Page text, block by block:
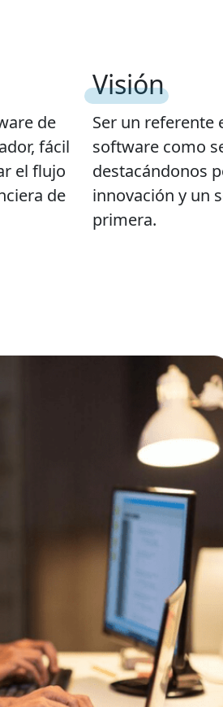
de
fácil
el flujo
de
Visión
Ser un referente
software como
destacándonos
innovación y un
primera.